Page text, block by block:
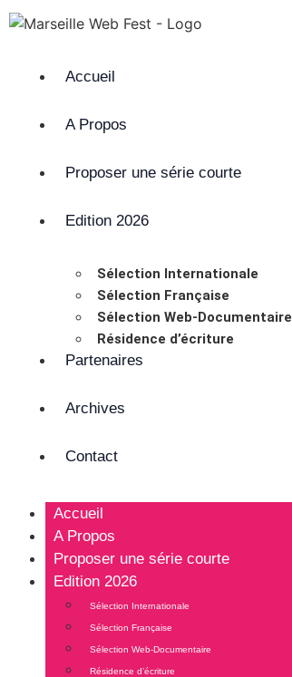
Accueil
A Propos
Proposer une série courte
Edition 2026
Sélection Internationale
Sélection Française
Sélection Web-Documentaire
Résidence d’écriture
Partenaires
Archives
Contact
Accueil
A Propos
Proposer une série courte
Edition 2026
Sélection Internationale
Sélection Française
Sélection Web-Documentaire
Résidence d’écriture